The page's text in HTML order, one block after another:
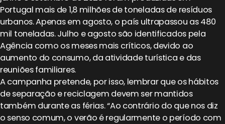
Portugal mais de 1,8 milhões de toneladas de resíduos
urbanos. Apenas em agosto, o país ultrapassou as 480
mil toneladas. Julho e agosto são identificados pela
Agência como os meses mais críticos, devido ao
aumento do consumo, da atividade turística e das
reuniões familiares.
A campanha pretende, por isso, lembrar que os hábitos
de separação e reciclagem devem ser mantidos
também durante as férias. “Ao contrário do que nos diz
o senso comum, o verão é regularmente o período com